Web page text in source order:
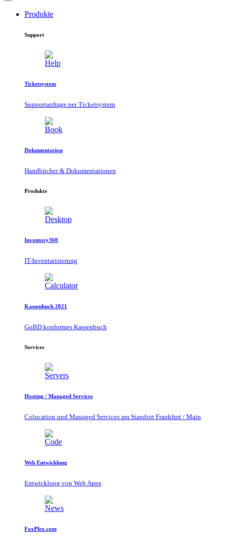
Produkte
Support
Ticketsystem
Supportanfrage per Ticketsystem
Dokumentation
Handbücher & Dokumentationen
Produkte
Inventory360
IT-Inventarisierung
Kassenbuch 2021
GoBD konformes Kassenbuch
Services
Hosting / Managed Services
Colocation und Managed Services am Standort Frankfurt / Main
Web Entwicklung
Entwicklung von Web Apps
FoxPlex.com